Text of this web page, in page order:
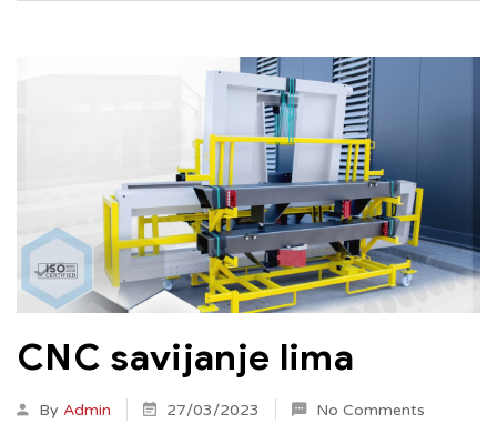
CNC savijanje lima
By Admin 27/03/2023 No Comments